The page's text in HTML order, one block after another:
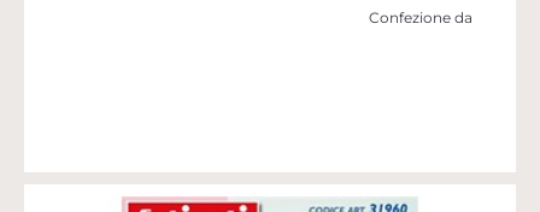
Confezione da